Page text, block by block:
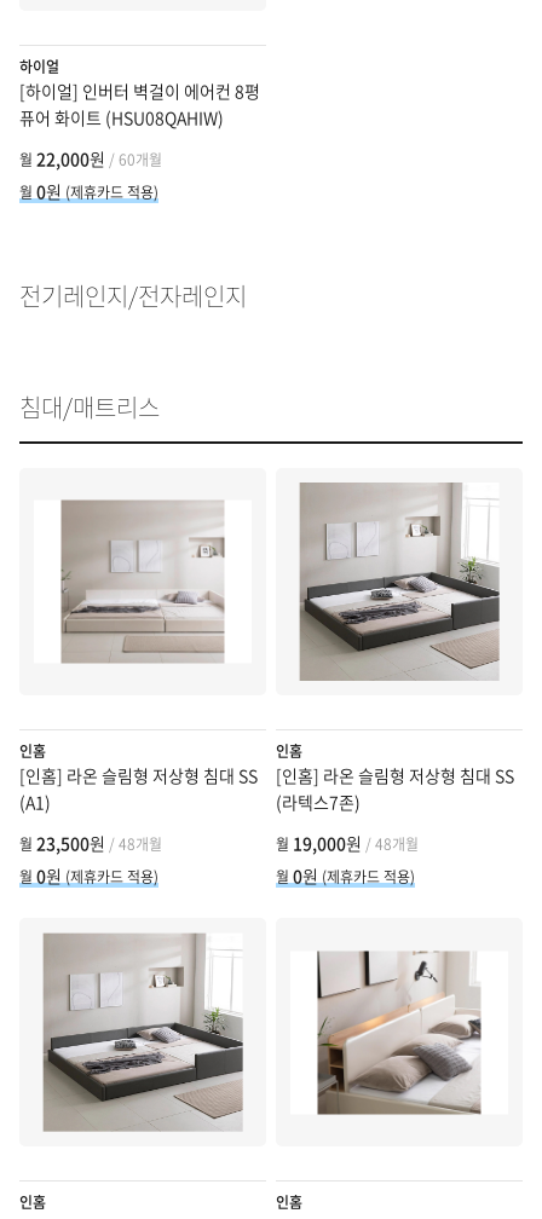
하이얼
[하이얼] 인버터 벽걸이 에어컨 8평
퓨어 화이트 (HSU08QAHIW)
월 22,000원 / 60개월
월 0원 (제휴카드 적용)
전기레인지/전자레인지
침대/매트리스
인홈
[인홈] 라온 슬림형 저상형 침대 SS
(A1)
월 23,500원 / 48개월
월 0원 (제휴카드 적용)
인홈
[인홈] 라온 슬림형 저상형 침대 SS
(라텍스7존)
월 19,000원 / 48개월
월 0원 (제휴카드 적용)
인홈 인홈